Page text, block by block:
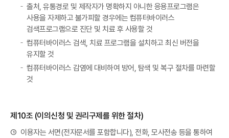
출처, 유통경로 및 제작자가 명확하지 아니한 응용프로그램은
사용을 자제하고 불가피할 경우에는 컴퓨터바이러스
검색프로그램으로 진단 및 치료 후 사용할 것
컴퓨터바이러스 검색, 치료 프로그램을 설치하고 최신 버전을
유지할 것
컴퓨터바이러스 감염에 대비하여 방어, 탐색 및 복구 절차를 마련할
것
제10조 (이의신청 및 권리구제를 위한 절차)
① 이용자는 서면(전자문서를 포함합니다), 전화, 모사전송 등을 통하여